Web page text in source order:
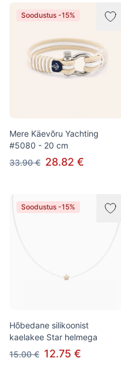
Soodustus -15%
Mere Käevõru Yachting
#5080 - 20 cm
33.90 € 28.82 €
Soodustus -15%
Hõbedane silikoonist
kaelakee Star helmega
15.00 € 12.75 €